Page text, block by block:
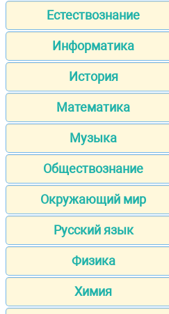
Естествознание
Информатика
История
Математика
Музыка
Обществознание
Окружающий мир
Русский язык
Физика
Химия